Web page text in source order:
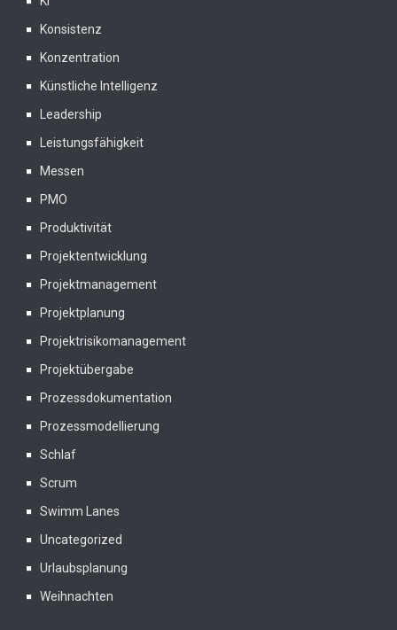
Konsistenz
Konzentration
Künstliche Intelligenz
Leadership
Leistungsfähigkeit
Messen
PMO
Produktivität
Projektentwicklung
Projektmanagement
Projektplanung
Projektrisikomanagement
Projektübergabe
Prozessdokumentation
Prozessmodellierung
Schlaf
Scrum
Swimm Lanes
Uncategorized
Urlaubsplanung
Weihnachten